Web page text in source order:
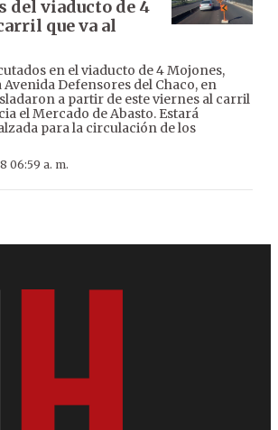
del viaducto de 4
que va al
en el viaducto de 4 Mojones,
Defensores del Chaco, en
a partir de este viernes al carril
el Mercado de Abasto. Estará
para la circulación de los
06:59 a. m.